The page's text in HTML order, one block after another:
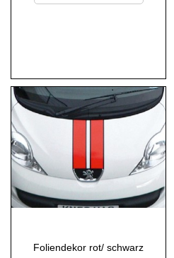
Foliendekor rot/ schwarz